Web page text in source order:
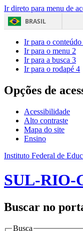
Ir direto para menu de
BRASIL
Ir para o conteúdo
Ir para o menu 2
Ir para a busca 3
Ir para o rodapé 4
Opções de
Acessibilidade
Alto contraste
Mapa do site
Ensino
Instituto Federal de
SUL-RIO-
Buscar no
Busca